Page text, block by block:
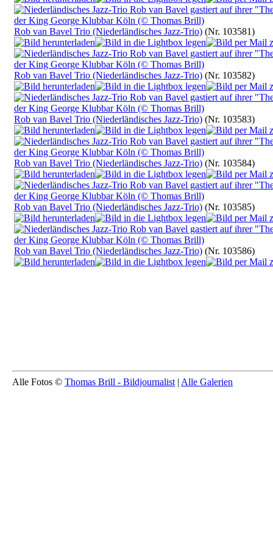
Rob van Bavel Trio (Niederländisches Jazz-Trio) (Nr. 103581)
Rob van Bavel Trio (Niederländisches Jazz-Trio) (Nr. 103582)
Rob van Bavel Trio (Niederländisches Jazz-Trio) (Nr. 103583)
Rob van Bavel Trio (Niederländisches Jazz-Trio) (Nr. 103584)
Rob van Bavel Trio (Niederländisches Jazz-Trio) (Nr. 103585)
Rob van Bavel Trio (Niederländisches Jazz-Trio) (Nr. 103586)
Alle Fotos © Thomas Brill - Bildjournalist | Alle Galerien